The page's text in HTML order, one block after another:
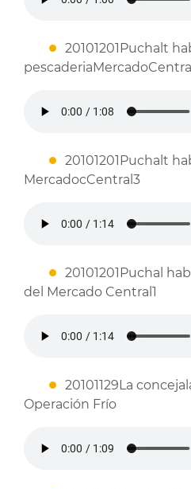
20101201Puchalt
20101201Puchalt
MercadocCentral3
20101201Puchal
del Mercado Central1
20101129La
Operación Frío